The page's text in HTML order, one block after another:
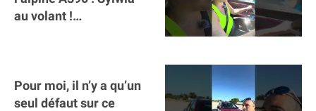
au volant !
Pour moi, il n’y a qu’un
seul défaut sur ce